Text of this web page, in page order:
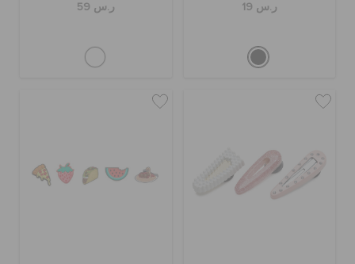
ر.س 19 ر.س 59